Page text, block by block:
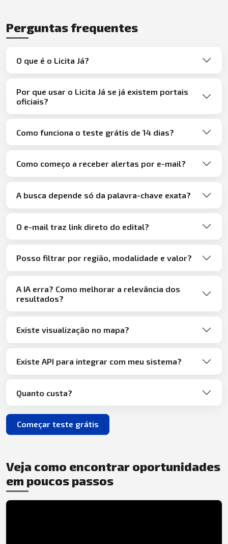
Perguntas frequentes
O que é o Licita Já?
Por que usar o Licita Já se já existem portais
oficiais?
Como funciona o teste grátis de 14 dias?
Como começo a receber alertas por e-mail?
A busca depende só da palavra-chave exata?
O e-mail traz link direto do edital?
Posso filtrar por região, modalidade e valor?
A IA erra? Como melhorar a relevância dos
resultados?
Existe visualização no mapa?
Existe API para integrar com meu sistema?
Quanto custa?
Começar teste grátis
Veja como encontrar oportunidades
em poucos passos